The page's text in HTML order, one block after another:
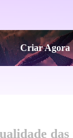
Criar Agora